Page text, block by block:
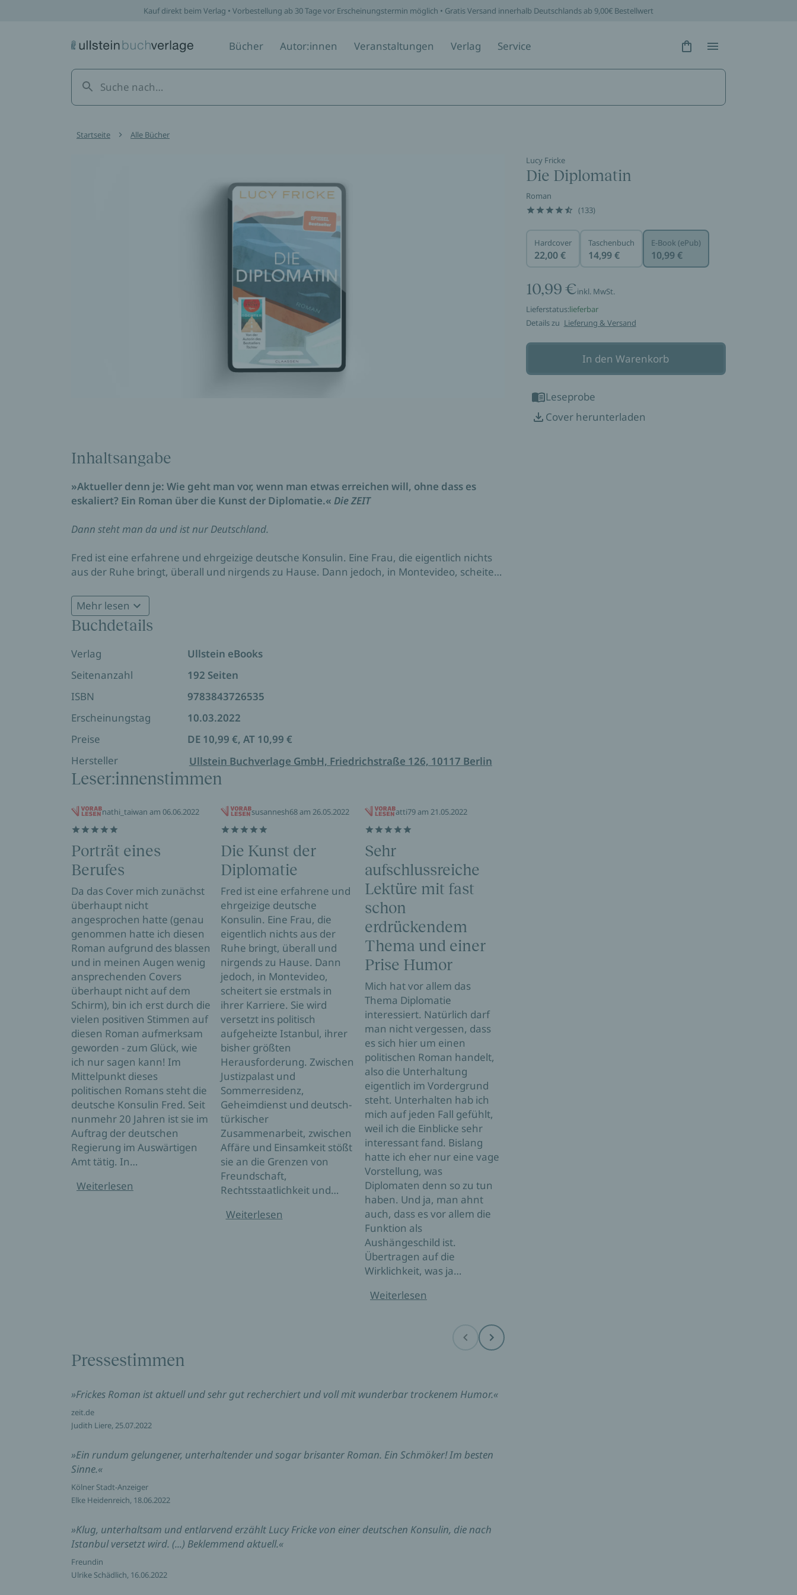
Kauf direkt beim Verlag • Vorbestellung ab 30 Tage vor Erscheinungstermin möglich • Gratis Versand innerhalb Deutschlands ab 9,00€ Bestellwert
Bücher Autor:innen Veranstaltungen Verlag Service Hidden Text
Hidden Text
Startseite Alle Bücher
Lucy Fricke
Die Diplomatin
Roman
(133)
Hardcover
22,00 €
Taschenbuch
14,99 €
E-Book (ePub)
10,99 €
10,99 €inkl. MwSt.
Lieferstatus:lieferbar
Details zu Lieferung & Versand
In den Warenkorb
Leseprobe
Cover herunterladen
Inhaltsangabe
»Aktueller denn je: Wie geht man vor, wenn man etwas erreichen will, ohne dass es
eskaliert? Ein Roman über die Kunst der Diplomatie.« Die ZEIT
Dann steht man da und ist nur Deutschland.
Fred ist eine erfahrene und ehrgeizige deutsche Konsulin. Eine Frau, die eigentlich nichts
aus der Ruhe bringt, überall und nirgends zu Hause. Dann jedoch, in Montevideo, scheitert
bisher größten Herausforderung. Zwischen Justizpalast und Sommerresidenz,
Geheimdienst und deutsch-türkischer Zusammenarbeit, zwischen Affäre und Einsamkeit
stößt sie an die Grenzen von Freundschaft, Rechtsstaatlichkeit und europäischer Idee.
In ihrem fulminanten, so komischen wie bitteren neuen Roman erzählt Lucy Fricke von
einer Diplomatin, die den Glauben an die Diplomatie verliert – und das, was in ihrem Beruf
das Wichtigste ist: die Geduld.
Mehr lesen
Buchdetails
Verlag
Ullstein eBooks
Seitenanzahl
192 Seiten
ISBN
9783843726535
Erscheinungstag
10.03.2022
Preise
DE 10,99 €, AT 10,99 €
Hersteller
Ullstein Buchverlage GmbH, Friedrichstraße 126, 10117 Berlin
Leser:innenstimmen
nathi_taiwan am 06.06.2022
Porträt eines
Berufes
Da das Cover mich zunächst
überhaupt nicht
angesprochen hatte (genau
genommen hatte ich diesen
Roman aufgrund des blassen
und in meinen Augen wenig
ansprechenden Covers
überhaupt nicht auf dem
Schirm), bin ich erst durch die
vielen positiven Stimmen auf
diesen Roman aufmerksam
geworden - zum Glück, wie
ich nur sagen kann! Im
Mittelpunkt dieses
politischen Romans steht die
deutsche Konsulin Fred. Seit
nunmehr 20 Jahren ist sie im
Auftrag der deutschen
Regierung im Auswärtigen
Amt tätig. In…
Weiterlesen
susannesh68 am 26.05.2022
Die Kunst der
Diplomatie
Fred ist eine erfahrene und
ehrgeizige deutsche
Konsulin. Eine Frau, die
eigentlich nichts aus der
Ruhe bringt, überall und
nirgends zu Hause. Dann
jedoch, in Montevideo,
scheitert sie erstmals in
ihrer Karriere. Sie wird
versetzt ins politisch
aufgeheizte Istanbul, ihrer
bisher größten
Herausforderung. Zwischen
Justizpalast und
Sommerresidenz,
Geheimdienst und deutsch-
türkischer
Zusammenarbeit, zwischen
Affäre und Einsamkeit stößt
sie an die Grenzen von
Freundschaft,
Rechtsstaatlichkeit und…
Weiterlesen
atti79 am 21.05.2022
Sehr
aufschlussreiche
Lektüre mit fast
schon
erdrückendem
Thema und einer
Prise Humor
Mich hat vor allem das
Thema Diplomatie
interessiert. Natürlich darf
man nicht vergessen, dass
es sich hier um einen
politischen Roman handelt,
also die Unterhaltung
eigentlich im Vordergrund
steht. Unterhalten hab ich
mich auf jeden Fall gefühlt,
weil ich die Einblicke sehr
interessant fand. Bislang
hatte ich eher nur eine vage
Vorstellung, was
Diplomaten denn so zu tun
haben. Und ja, man ahnt
auch, dass es vor allem die
Funktion als
Aushängeschild ist.
Übertragen auf die
Wirklichkeit, was ja…
Weiterlesen
Before Next
Pressestimmen
»Frickes Roman ist aktuell und sehr gut recherchiert und voll mit wunderbar trockenem Humor.«
zeit.de
Judith Liere, 25.07.2022
»Ein rundum gelungener, unterhaltender und sogar brisanter Roman. Ein Schmöker! Im besten
Sinne.«
Kölner Stadt-Anzeiger
Elke Heidenreich, 18.06.2022
»Klug, unterhaltsam und entlarvend erzählt Lucy Fricke von einer deutschen Konsulin, die nach
Istanbul versetzt wird. (...) Beklemmend aktuell.«
Freundin
Ulrike Schädlich, 16.06.2022